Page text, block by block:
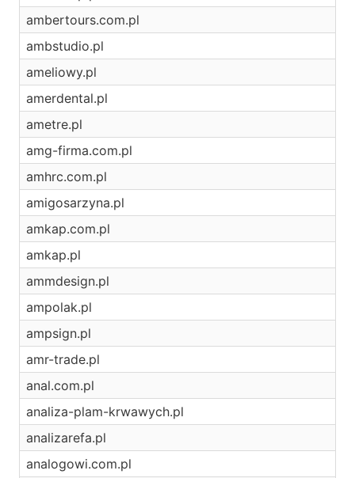
ambertours.com.pl
ambstudio.pl
ameliowy.pl
amerdental.pl
ametre.pl
amg-firma.com.pl
amhrc.com.pl
amigosarzyna.pl
amkap.com.pl
amkap.pl
ammdesign.pl
ampolak.pl
ampsign.pl
amr-trade.pl
anal.com.pl
analiza-plam-krwawych.pl
analizarefa.pl
analogowi.com.pl